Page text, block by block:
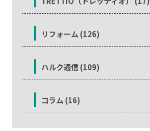
リフォーム (126)
ハルク通信 (109)
コラム (16)